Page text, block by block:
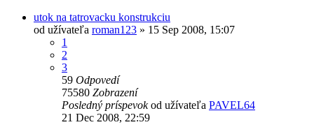
utok na tatrovacku konstrukciu
od užívateľa roman123 » 15 Sep 2008, 15:07
1
2
3
59 Odpovedí
75580 Zobrazení
Posledný príspevokod užívateľa PAVEL64
21 Dec 2008, 22:59